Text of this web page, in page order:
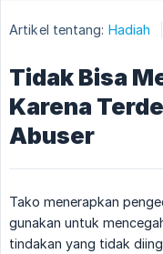
Artikel tentang: Hadiah
Tidak Bisa
Karena
Abuser
Tako menerapkan
gunakan untuk
tindakan yang tidak